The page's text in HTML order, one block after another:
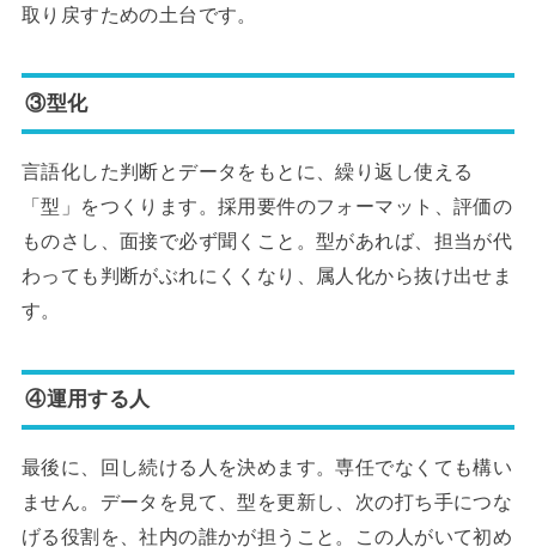
取り戻すための土台です。
③型化
言語化した判断とデータをもとに、繰り返し使える
「型」をつくります。採用要件のフォーマット、評価の
ものさし、面接で必ず聞くこと。型があれば、担当が代
わっても判断がぶれにくくなり、属人化から抜け出せま
す。
④運用する人
最後に、回し続ける人を決めます。専任でなくても構い
ません。データを見て、型を更新し、次の打ち手につな
げる役割を、社内の誰かが担うこと。この人がいて初め